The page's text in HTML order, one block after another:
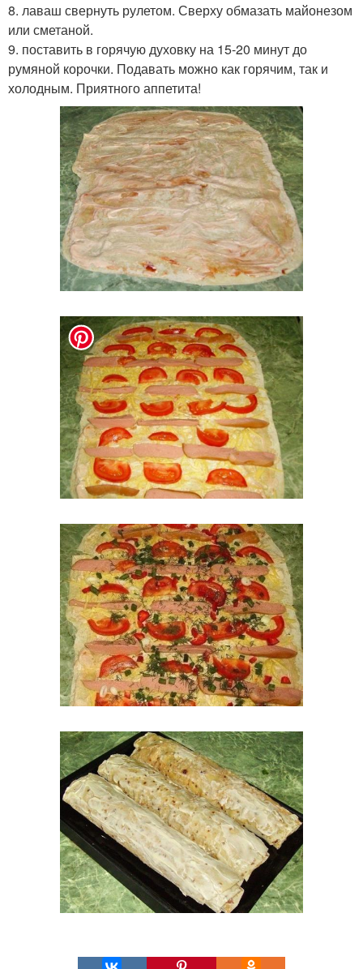
8. лаваш свернуть рулетом. Сверху обмазать майонезом
или сметаной.
9. поставить в горячую духовку на 15-20 минут до
румяной корочки. Подавать можно как горячим, так и
холодным. Приятного аппетита!